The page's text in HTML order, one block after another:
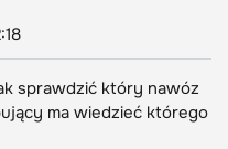
sprawdzić który nawóz
ma wiedzieć którego